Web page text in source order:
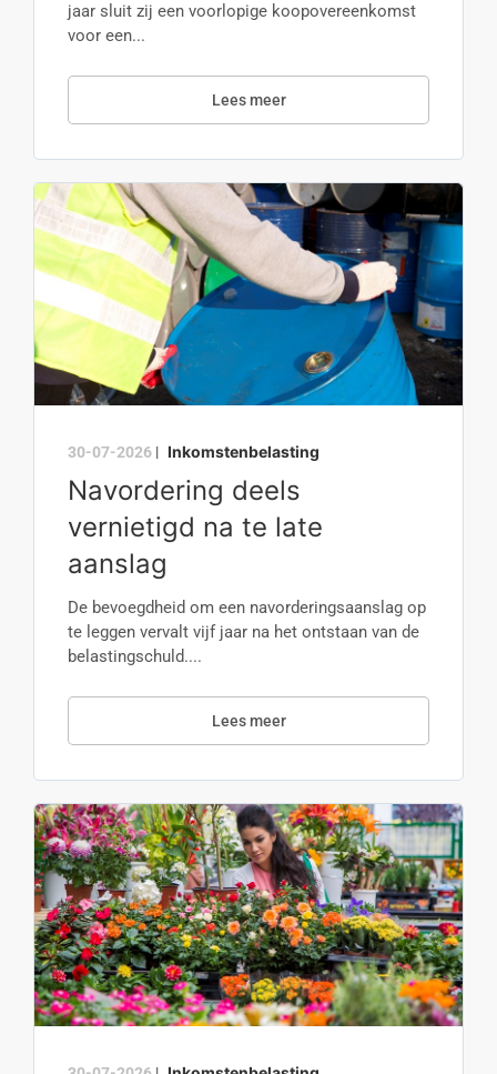
jaar sluit zij een voorlopige koopovereenkomst
voor een...
Lees meer
30-07-2026 | Inkomstenbelasting
Navordering deels
vernietigd na te late
aanslag
De bevoegdheid om een navorderingsaanslag op
te leggen vervalt vijf jaar na het ontstaan van de
belastingschuld....
Lees meer